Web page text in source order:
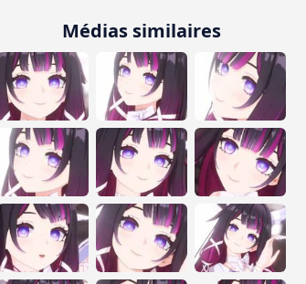
Médias similaires